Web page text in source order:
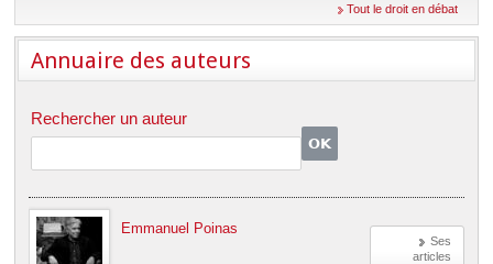
Tout le droit en débat
Annuaire des auteurs
Rechercher un auteur
Ses
articles
Emmanuel Poinas